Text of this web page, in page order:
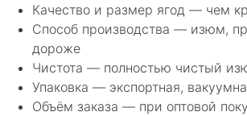
Качество и размер ягод — чем
Способ производства — изюм,
дороже
Чистота — полностью чистый
Упаковка — экспортная,
Объём заказа — при оптовой